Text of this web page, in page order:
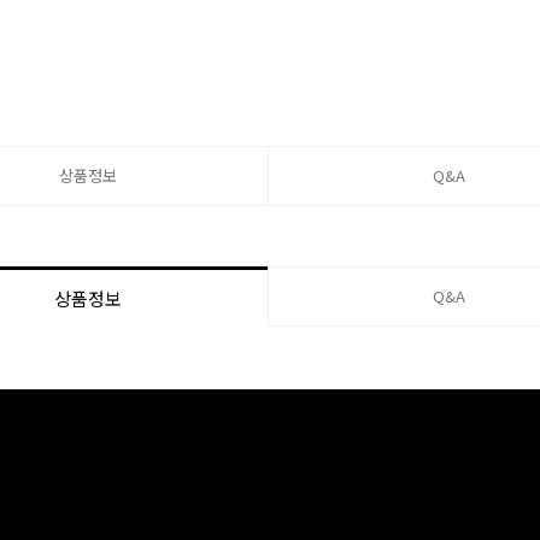
상품정보 Q&A
상품정보 Q&A